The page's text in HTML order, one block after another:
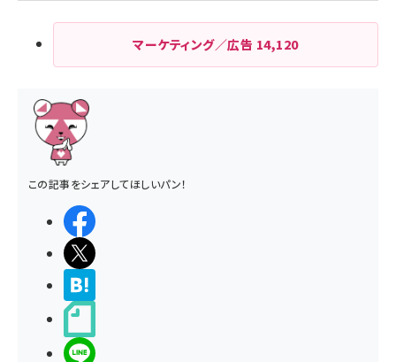
マーケティング／広告 14,120
この記事をシェアしてほしいパン！